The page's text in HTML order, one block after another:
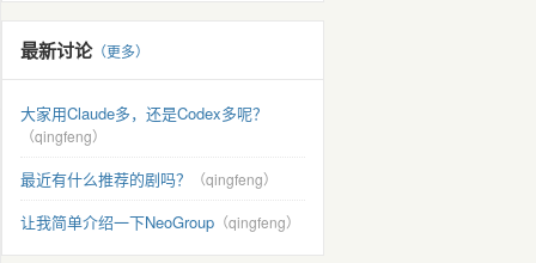
最新讨论（更多）
大家用Claude多，还是Codex多呢？
（qingfeng）
最近有什么推荐的剧吗？ （qingfeng）
让我简单介绍一下NeoGroup （qingfeng）